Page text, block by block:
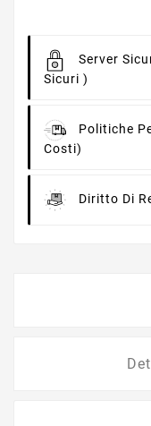
Server
Sicuri )
Politiche
Costi)
Diritto Di